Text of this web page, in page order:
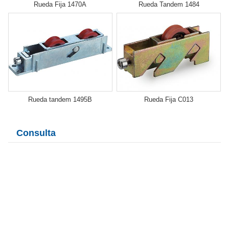
Rueda Fija 1470A Rueda Tandem 1484
Rueda tandem 1495B Rueda Fija C013
Consulta